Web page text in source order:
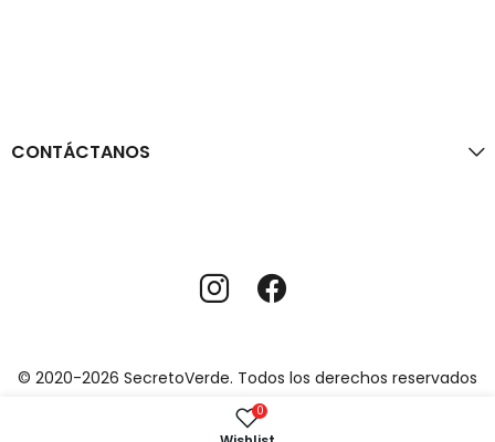
0
CONTÁCTANOS
© 2020-2026 SecretoVerde. Todos los derechos reservados